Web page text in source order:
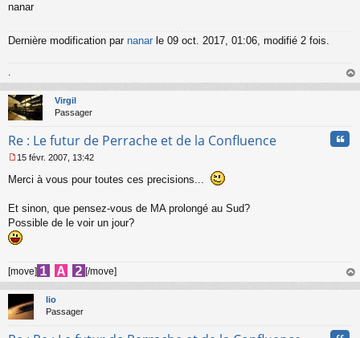
nanar
Dernière modification par nanar le 09 oct. 2017, 01:06, modifié 2 fois.
au
Virgil
Passager
Re : Le futur de Perrache et de la Confluence
e
s
a
g
e
n
15 févr. 2007, 13:42
Merci à vous pour toutes ces precisions...
Et sinon, que pensez-vous de MA prolongé au Sud?
Possible de le voir un jour?
[move] [/move]
au
lio
Passager